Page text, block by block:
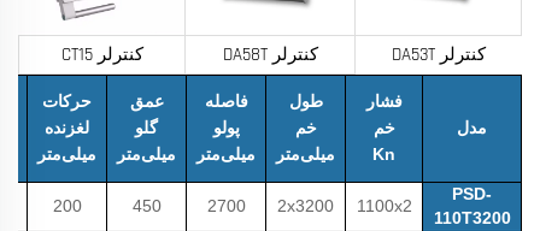
کنترلر DA53T کنترلر DA58T کنترلر CT15
مدل
فشار
خم
Kn
طول
خم
میلی‌متر
فاصله
پولو
میلی‌متر
عمق
گلو
میلی‌متر
حرکات
لغزنده
میلی‌متر
PSD-
110T3200
1100x2
2x3200
2700
450
200